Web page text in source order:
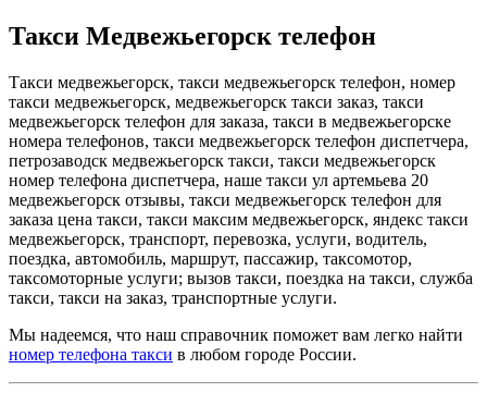
Такси Медвежьегорск телефон
Такси медвежьегорск, такси медвежьегорск телефон, номер
такси медвежьегорск, медвежьегорск такси заказ, такси
медвежьегорск телефон для заказа, такси в медвежьегорске
номера телефонов, такси медвежьегорск телефон диспетчера,
петрозаводск медвежьегорск такси, такси медвежьегорск
номер телефона диспетчера, наше такси ул артемьева 20
медвежьегорск отзывы, такси медвежьегорск телефон для
заказа цена такси, такси максим медвежьегорск, яндекс такси
медвежьегорск, транспорт, перевозка, услуги, водитель,
поездка, автомобиль, маршрут, пассажир, таксомотор,
таксомоторные услуги; вызов такси, поездка на такси, служба
такси, такси на заказ, транспортные услуги.
Мы надеемся, что наш справочник поможет вам легко найти
номер телефона такси в любом городе России.